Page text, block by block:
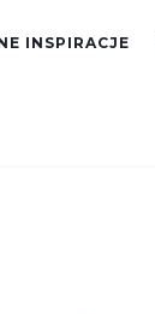
INSPIRACJE